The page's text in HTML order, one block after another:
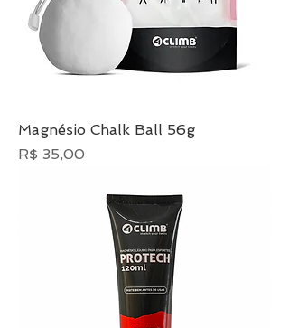
Magnésio Chalk Ball 56g
Preço
R$ 35,00